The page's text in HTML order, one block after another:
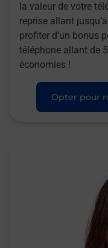
la valeur de votre
reprise allant
profiter d’un bonus
téléphone allant de
économies !
Opter pour